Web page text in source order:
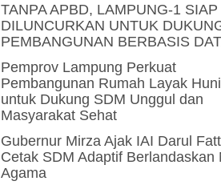
TANPA APBD, LAMPUNG-1 SIAP
DILUNCURKAN UNTUK
PEMBANGUNAN BERBASIS
Pemprov Lampung Perkuat
Pembangunan Rumah Layak Huni
untuk Dukung SDM Unggul dan
Masyarakat Sehat
Gubernur Mirza Ajak IAI Darul
Cetak SDM Adaptif Berlandaskan
Agama